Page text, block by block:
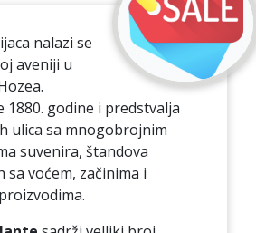
nalazi se
aveniji u
1880. godine i predstvalja
ulica sa mnogobrojnim
suvenira, štandova
sa voćem, začinima i